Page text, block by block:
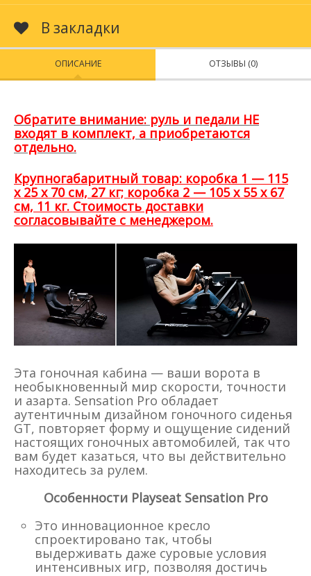
В закладки
ОПИСАНИЕ ОТЗЫВЫ (0)
Обратите внимание: руль и педали НЕ
входят в комплект, а приобретаются
отдельно.
Крупногабаритный товар: коробка 1 — 115
x 25 x 70 см, 27 кг; коробка 2 — 105 x 55 x 67
см, 11 кг. Стоимость доставки
согласовывайте с менеджером.
Эта гоночная кабина — ваши ворота в
необыкновенный мир скорости, точности
и азарта. Sensation Pro обладает
аутентичным дизайном гоночного сиденья
GT, повторяет форму и ощущение сидений
настоящих гоночных автомобилей, так что
вам будет казаться, что вы действительно
находитесь за рулем.
Особенности Playseat Sensation Pro
Это инновационное кресло
спроектировано так, чтобы
выдерживать даже суровые условия
интенсивных игр, позволяя достичь